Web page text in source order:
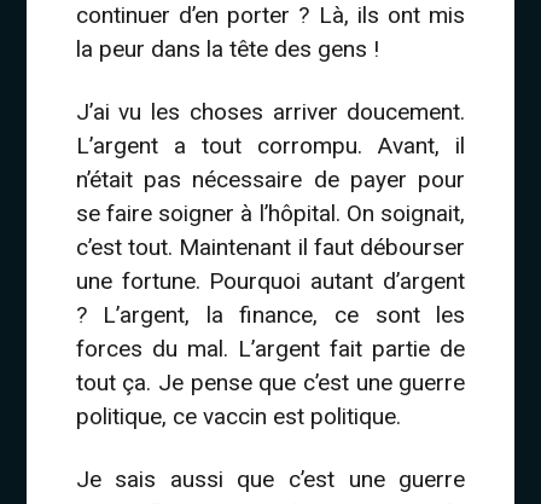
continuer d’en porter ? Là, ils ont mis
la peur dans la tête des gens !
J’ai vu les choses arriver doucement.
L’argent a tout corrompu. Avant, il
n’était pas nécessaire de payer pour
se faire soigner à l’hôpital. On soignait,
c’est tout. Maintenant il faut débourser
une fortune. Pourquoi autant d’argent
? L’argent, la finance, ce sont les
forces du mal. L’argent fait partie de
tout ça. Je pense que c’est une guerre
politique, ce vaccin est politique.
Je sais aussi que c’est une guerre